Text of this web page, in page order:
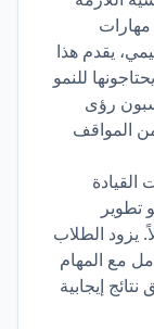
يقدم هذا
للنمو
رؤى
المواقف
تطوير
يزود الطلاب
مع المهام
إيجابية